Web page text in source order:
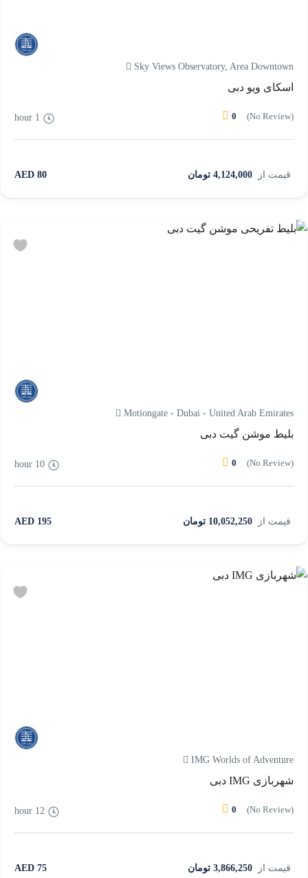
Sky Views Observatory, Area Downtown
اسکای ویو دبی
0 (No Review)
قیمت از 4,124,000 تومان 80 AED
1 hour
Motiongate - Dubai - United Arab Emirates
بلیط موشن گیت دبی
0 (No Review)
قیمت از 10,052,250 تومان 195 AED
10 hour
IMG Worlds of Adventure
شهربازی IMG دبی
0 (No Review)
قیمت از 3,866,250 تومان 75 AED
12 hour